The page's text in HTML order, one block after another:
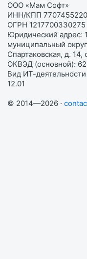
ООО «Мам Софт»
ИНН/КПП 7707455220
ОГРН 1217700330275
Юридический адрес:
муниципальный
Спартаковская, д.
ОКВЭД (основной):
Вид ИТ-
12.01
© 2014—2026 ·